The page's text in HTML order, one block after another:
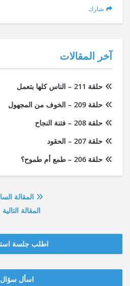
شارك
آخر المقالات
حلقة 211 – الناس كلها بتعمل
حلقة 209 – الخوف من المجهول
حلقة 208 – فتنة النجاح
حلقة 207 – الحقود
حلقة 206 – طمع أم طموح؟
المقالة
المقالة التالية
اطلب جلسة
‫‫اسأل سؤال